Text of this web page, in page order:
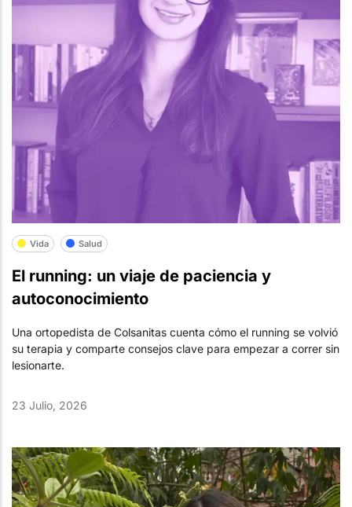
Vida Salud
El running: un viaje de paciencia y
autoconocimiento
Una ortopedista de Colsanitas cuenta cómo el running se volvió
su terapia y comparte consejos clave para empezar a correr sin
lesionarte.
23 Julio, 2026